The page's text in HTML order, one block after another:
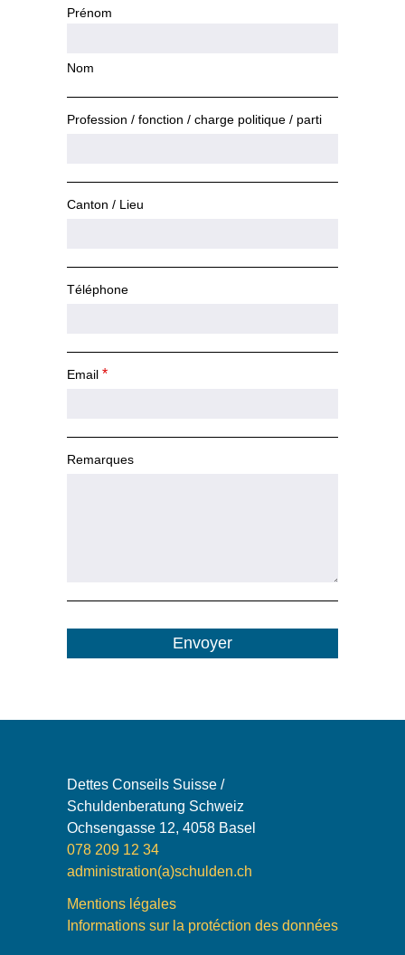
Prénom
Nom
Profession / fonction / charge politique / parti
Canton / Lieu
Téléphone
Email *
Remarques
Envoyer
Dettes Conseils Suisse /
Schuldenberatung Schweiz
Ochsengasse 12, 4058 Basel
078 209 12 34
administration(a)schulden.ch
Mentions légales
Informations sur la protéction des données